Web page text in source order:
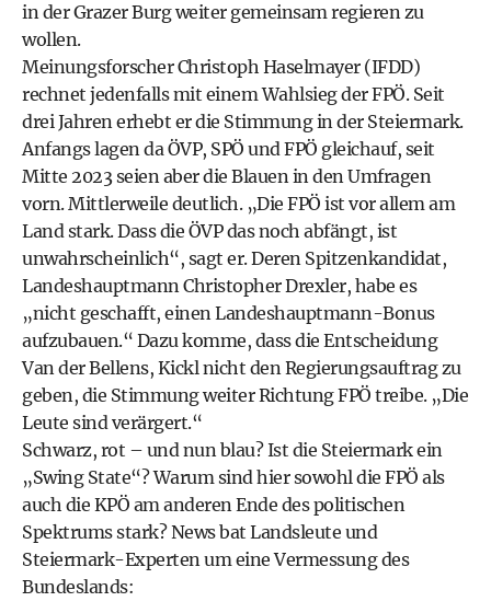
in der Grazer Burg weiter gemeinsam regieren zu
wollen.
Meinungsforscher Christoph Haselmayer (IFDD)
rechnet jedenfalls mit einem Wahlsieg der FPÖ. Seit
drei Jahren erhebt er die Stimmung in der Steiermark.
Anfangs lagen da ÖVP, SPÖ und FPÖ gleichauf, seit
Mitte 2023 seien aber die Blauen in den Umfragen
vorn. Mittlerweile deutlich. „Die FPÖ ist vor allem am
Land stark. Dass die ÖVP das noch abfängt, ist
unwahrscheinlich“, sagt er. Deren Spitzenkandidat,
LandeshauptmannChristopher Drexler, habe es
„nicht geschafft, einen Landeshauptmann-Bonus
aufzubauen.“ Dazu komme, dass die Entscheidung
Van der Bellens, Kickl nicht denRegierungsauftragzu
geben, die Stimmung weiter Richtung FPÖ treibe. „Die
Leute sind verärgert.“
Schwarz, rot – und nun blau? Ist die Steiermark ein
„Swing State“? Warum sind hier sowohl die FPÖ als
auch die KPÖ am anderen Ende des politischen
Spektrums stark? News bat Landsleute und
Steiermark-Experten um eine Vermessung des
Bundeslands: